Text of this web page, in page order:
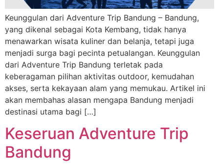
Keunggulan dari Adventure Trip Bandung – Bandung,
yang dikenal sebagai Kota Kembang, tidak hanya
menawarkan wisata kuliner dan belanja, tetapi juga
menjadi surga bagi pecinta petualangan. Keunggulan
dari Adventure Trip Bandung terletak pada
keberagaman pilihan aktivitas outdoor, kemudahan
akses, serta kekayaan alam yang memukau. Artikel ini
akan membahas alasan mengapa Bandung menjadi
destinasi utama bagi […]
Keseruan Adventure Trip
Bandung